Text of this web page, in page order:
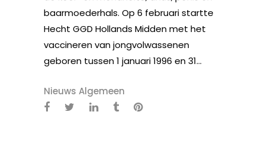
baarmoederhals. Op 6 februari startte
Hecht GGD Hollands Midden met het
vaccineren van jongvolwassenen
geboren tussen 1 januari 1996 en 31...
Nieuws Algemeen